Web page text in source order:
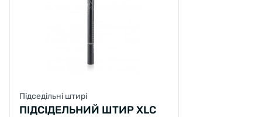
Підседільні штирі
ПІДСІДЕЛЬНИЙ ШТИР XLC